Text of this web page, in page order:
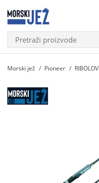
Morski jež Pioneer RIBOLOV